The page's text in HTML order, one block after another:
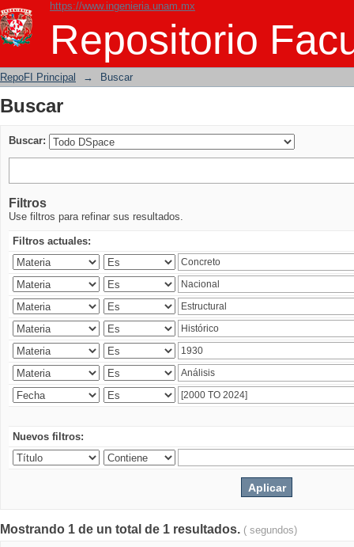
https://www.ingenieria.unam.mx
Repositorio
Buscar
RepoFI Principal → Buscar
Buscar
Buscar:
Filtros
Use filtros para refinar sus resultados.
Filtros actuales:
Nuevos filtros:
Mostrando 1 de un total de 1 resultados. ( segundos)